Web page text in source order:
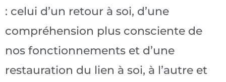
: celui d’un retour à soi, d’une
compréhension plus consciente de
nos fonctionnements et d’une
restauration du lien à soi, à l’autre et